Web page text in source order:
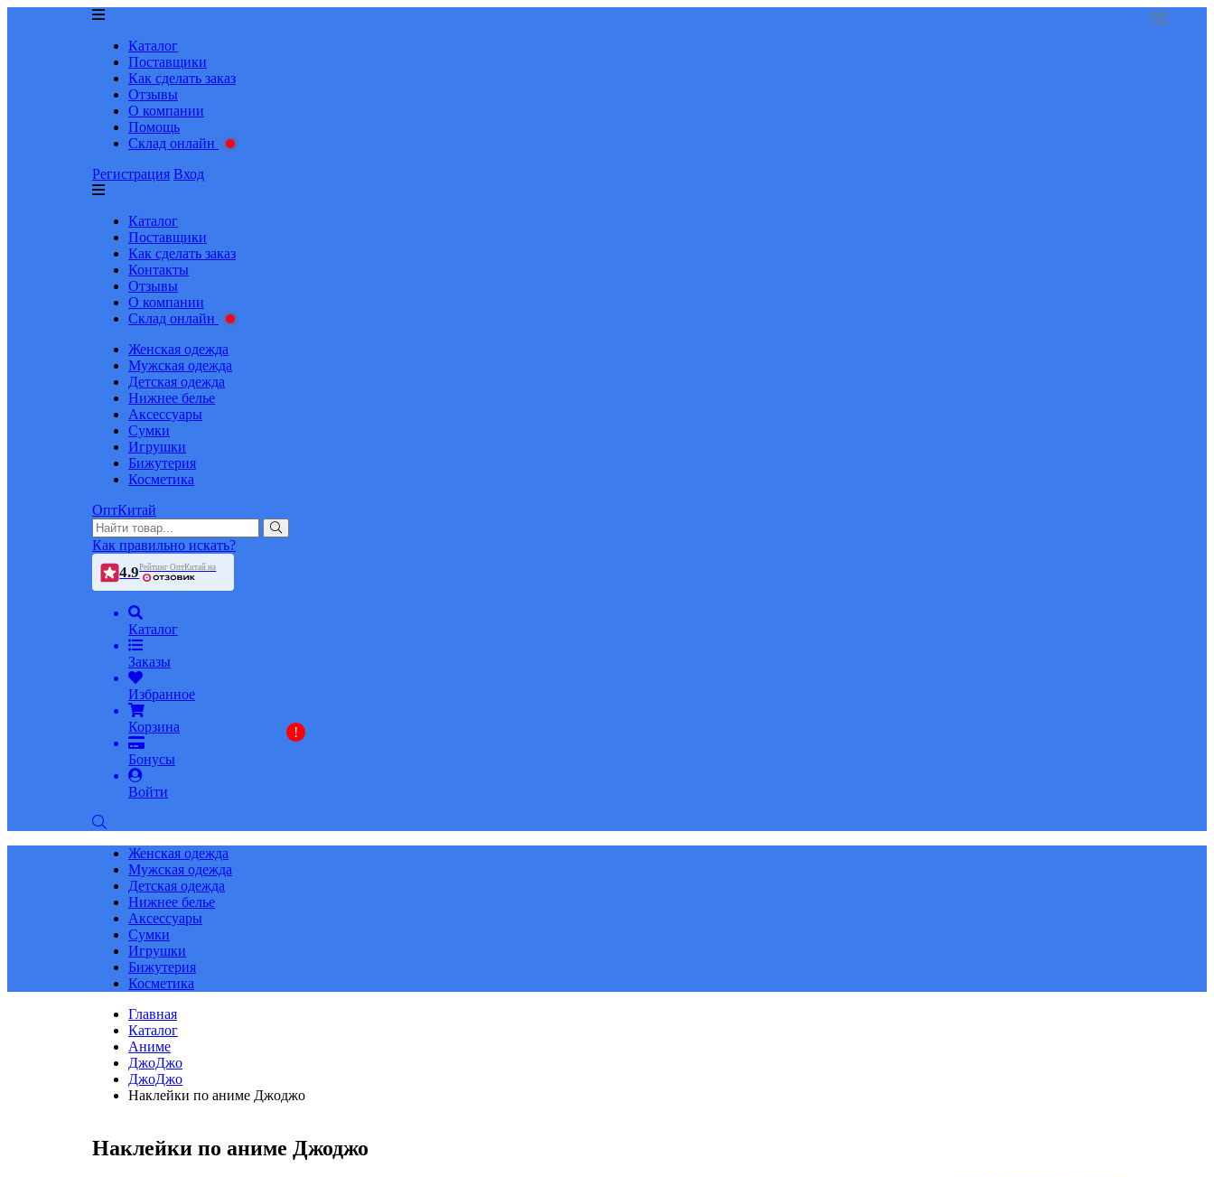
Каталог
Поставщики
Как сделать заказ
Отзывы
О компании
Помощь
Склад онлайн
Регистрация Вход
Каталог
Поставщики
Как сделать заказ
Контакты
Отзывы
О компании
Склад онлайн
Женская одежда
Мужская одежда
Детская одежда
Нижнее белье
Аксессуары
Сумки
Игрушки
Бижутерия
Косметика
ОптКитай
Как правильно искать?
4.9Рейтинг ОптКитай на
Каталог
Заказы
Избранное
Корзина
Бонусы
!
Войти
Женская одежда
Мужская одежда
Детская одежда
Нижнее белье
Аксессуары
Сумки
Игрушки
Бижутерия
Косметика
Главная
Каталог
Аниме
ДжоДжо
ДжоДжо
Наклейки по аниме Джоджо
Наклейки по аниме Джоджо